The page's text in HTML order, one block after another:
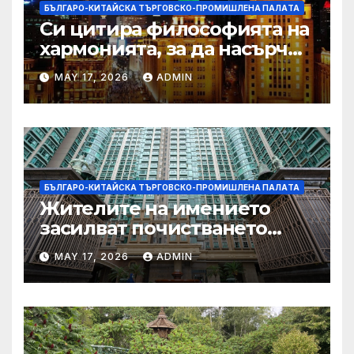
БЪЛГАРО-КИТАЙСКА ТЪРГОВСКО-ПРОМИШЛЕНА ПАЛAТА
Си цитира философията на
хармонията, за да насърчи
съжителството между
Китай и САЩ
MAY 17, 2026 ADMIN
БЪЛГАРО-КИТАЙСКА ТЪРГОВСКО-ПРОМИШЛЕНА ПАЛAТА
Жителите на имението
засилват почистването
след първия случай на
хепатит на плъхове в града
тази година
MAY 17, 2026 ADMIN